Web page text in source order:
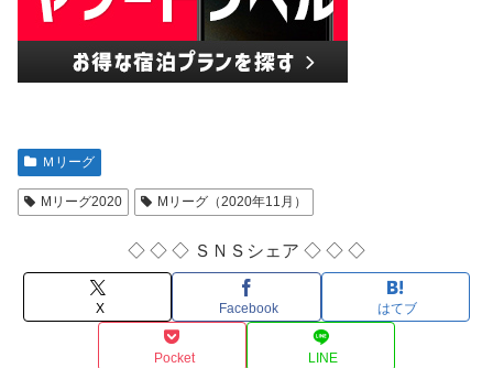
Ｍリーグ
Mリーグ2020 Mリーグ（2020年11月）
◇ ◇ ◇ ＳＮＳシェア ◇ ◇ ◇
X Facebook はてブ
Pocket LINE